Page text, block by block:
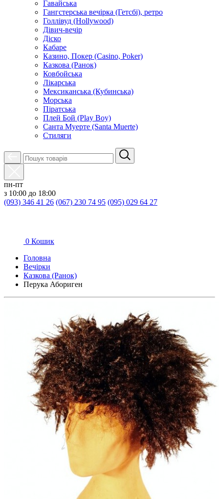
Гавайська
Гангстерська вечірка (Гетсбі), ретро
Голлівуд (Hollywood)
Дівич-вечір
Діско
Кабаре
Казино, Покер (Casino, Poker)
Казкова (Ранок)
Ковбойська
Лікарська
Мексиканська (Кубинська)
Морська
Піратська
Плей Бой (Play Boy)
Санта Муерте (Santa Muerte)
Стиляги
пн-пт
з 10:00 до 18:00
(093) 346 41 26 (067) 230 74 95 (095) 029 64 27
0 Кошик
Головна
Вечірки
Казкова (Ранок)
Перука Абориген